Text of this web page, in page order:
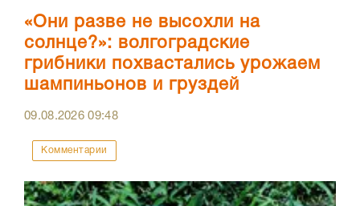
«Они разве не высохли на
солнце?»: волгоградские
грибники похвастались урожаем
шампиньонов и груздей
09.08.202609:48
Комментарии